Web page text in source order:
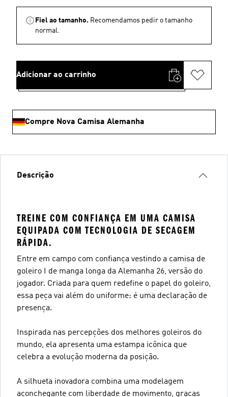
Fiel ao tamanho. Recomendamos pedir o tamanho
normal.
Adicionar ao carrinho
Compre Nova Camisa Alemanha
Descrição
TREINE COM CONFIANÇA EM UMA CAMISA
EQUIPADA COM TECNOLOGIA DE SECAGEM
RÁPIDA.
Entre em campo com confiança vestindo a camisa de
goleiro I de manga longa da Alemanha 26, versão do
jogador. Criada para quem redefine o papel do goleiro,
essa peça vai além do uniforme: é uma declaração de
presença.
Inspirada nas percepções dos melhores goleiros do
mundo, ela apresenta uma estampa icônica que
celebra a evolução moderna da posição.
A silhueta inovadora combina uma modelagem
aconchegante com liberdade de movimento, graças